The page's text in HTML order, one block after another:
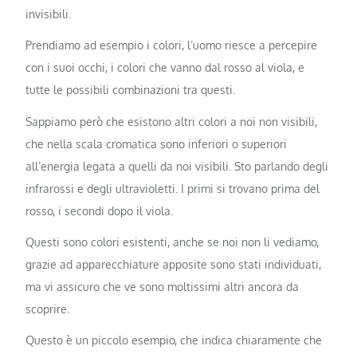
invisibili.
Prendiamo ad esempio i colori, l’uomo riesce a percepire
con i suoi occhi, i colori che vanno dal rosso al viola, e
tutte le possibili combinazioni tra questi.
Sappiamo però che esistono altri colori a noi non visibili,
che nella scala cromatica sono inferiori o superiori
all’energia legata a quelli da noi visibili. Sto parlando degli
infrarossi e degli ultravioletti. I primi si trovano prima del
rosso, i secondi dopo il viola.
Questi sono colori esistenti, anche se noi non li vediamo,
grazie ad apparecchiature apposite sono stati individuati,
ma vi assicuro che ve sono moltissimi altri ancora da
scoprire.
Questo è un piccolo esempio, che indica chiaramente che